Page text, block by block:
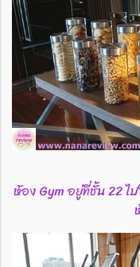
ห้อง Gym อยู่ที่ชั้น 22